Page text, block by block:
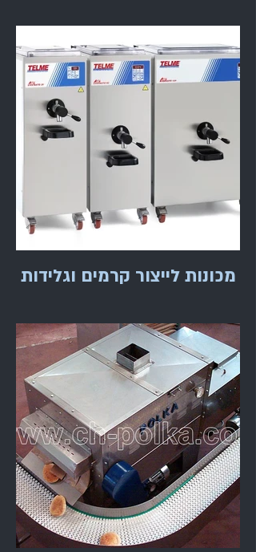
מכונות לייצור קרמים וגלידות